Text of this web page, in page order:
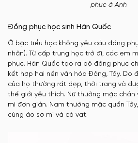
phục ở Anh
Đồng phục học sinh Hàn Quốc
Ở bậc tiểu học không yêu cầu đồng
nhân). Từ cấp trung học trở đi, các em
phục. Hàn Quốc tạo ra bộ đồng phục
kết hợp hai nền văn hóa Đông, Tây. Do
của họ thường rất đẹp, thời trang và
thế giới yêu thích. Nữ thường mặc chân
mi đơn giản. Nam thường mặc quần
cùng áo sơ mi và cà vạt.